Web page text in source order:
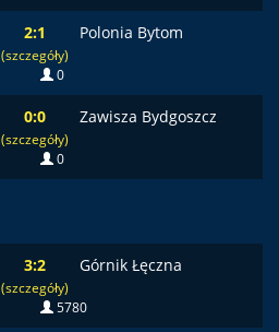
2:1
(szczegóły)
Polonia Bytom
0
0:0
(szczegóły)
Zawisza Bydgoszcz
0
3:2
(szczegóły)
Górnik Łęczna
5780